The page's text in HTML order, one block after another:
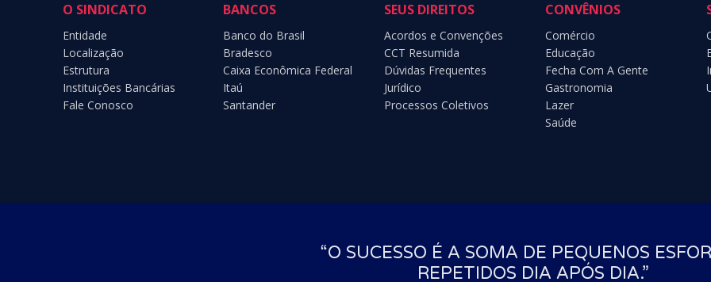
O SINDICATO
Entidade
Localização
Estrutura
Instituições Bancárias
Fale Conosco
BANCOS
Banco do Brasil
Bradesco
Caixa Econômica Federal
Itaú
Santander
SEUS DIREITOS
Acordos e Convenções
CCT Resumida
Dúvidas Frequentes
Jurídico
Processos Coletivos
CONVÊNIOS
Comércio
Educação
Fecha Com A Gente
Gastronomia
Lazer
Saúde
“O SUCESSO NÃO É SOBRE SER O MELHOR. É
EVOLUIR SEMPRE.”